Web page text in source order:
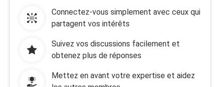
Connectez-vous simplement avec ceux qui
partagent vos intérêts
Suivez vos discussions facilement et
obtenez plus de réponses
Mettez en avant votre expertise et aidez